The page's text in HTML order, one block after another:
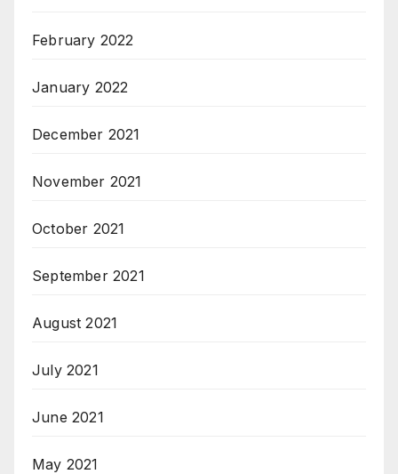
February 2022
January 2022
December 2021
November 2021
October 2021
September 2021
August 2021
July 2021
June 2021
May 2021